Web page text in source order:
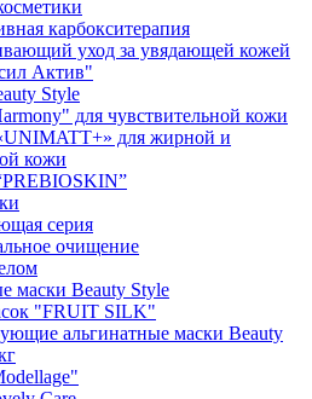
карбокситерапия
уход за увядающей кожей
Актив"
Style
для чувствительной кожи
для жирной и
кожи
серия
очищение
маски Beauty Style
"FRUIT SILK"
альгинатные маски Beauty